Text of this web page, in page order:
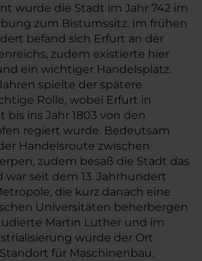
wurde die Stadt im Jahr 742 im
zum Bistumssitz. Im frühen
befand sich Erfurt an der
zudem existierte hier
ein wichtiger Handelsplatz.
spielte der spätere
Rolle, wobei Erfurt in
ins Jahr 1803 von den
regiert wurde. Bedeutsam
Handelsroute zwischen
zudem besaß die Stadt das
war seit dem 13. Jahrhundert
die kurz danach eine
Universitäten beherbergen
Martin Luther und im
wurde der Ort
für Maschinenbau.